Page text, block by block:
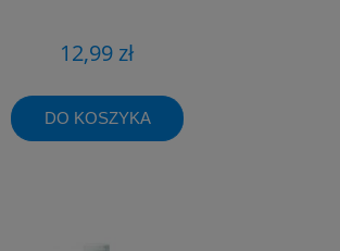
12,99 zł
DO KOSZYKA